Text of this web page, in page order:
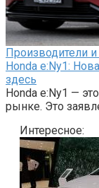
Производители
Honda e:Ny1:
здесь
Honda e:Ny1 —
рынке. Это
Интересное: